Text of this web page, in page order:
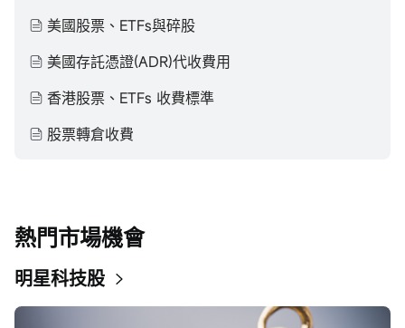
美國股票、ETFs與碎股
美國存託憑證(ADR)代收費用
香港股票、ETFs 收費標準
股票轉倉收費
熱門市場機會
明星科技股